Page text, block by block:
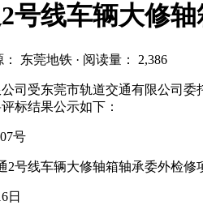
号线车辆大修
： 东莞地铁 · 阅读量： 2,386
司受东莞市轨道交通有限公司
标结果公示如下：
号
2号线车辆大修轴箱轴承委外检修
日